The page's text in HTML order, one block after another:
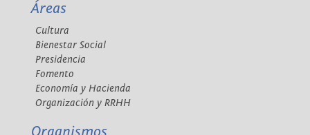
Áreas
Cultura
Bienestar Social
Presidencia
Fomento
Economía y Hacienda
Organización y RRHH